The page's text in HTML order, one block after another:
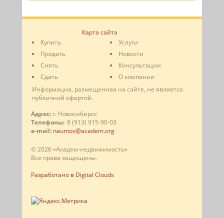
Карта сайта
Купить
Продать
Снять
Сдать
Услуги
Новости
Консультации
О компании
Информация, размещенная на сайте, не является
публичной офертой.
Адрес: г. Новосибирск
Телефоны: 8 (913) 915-90-03
e-mail: naumov@academ.org
© 2026 «Академ-недвижимость»
Все права защищены.
Разработано в Digital Clouds